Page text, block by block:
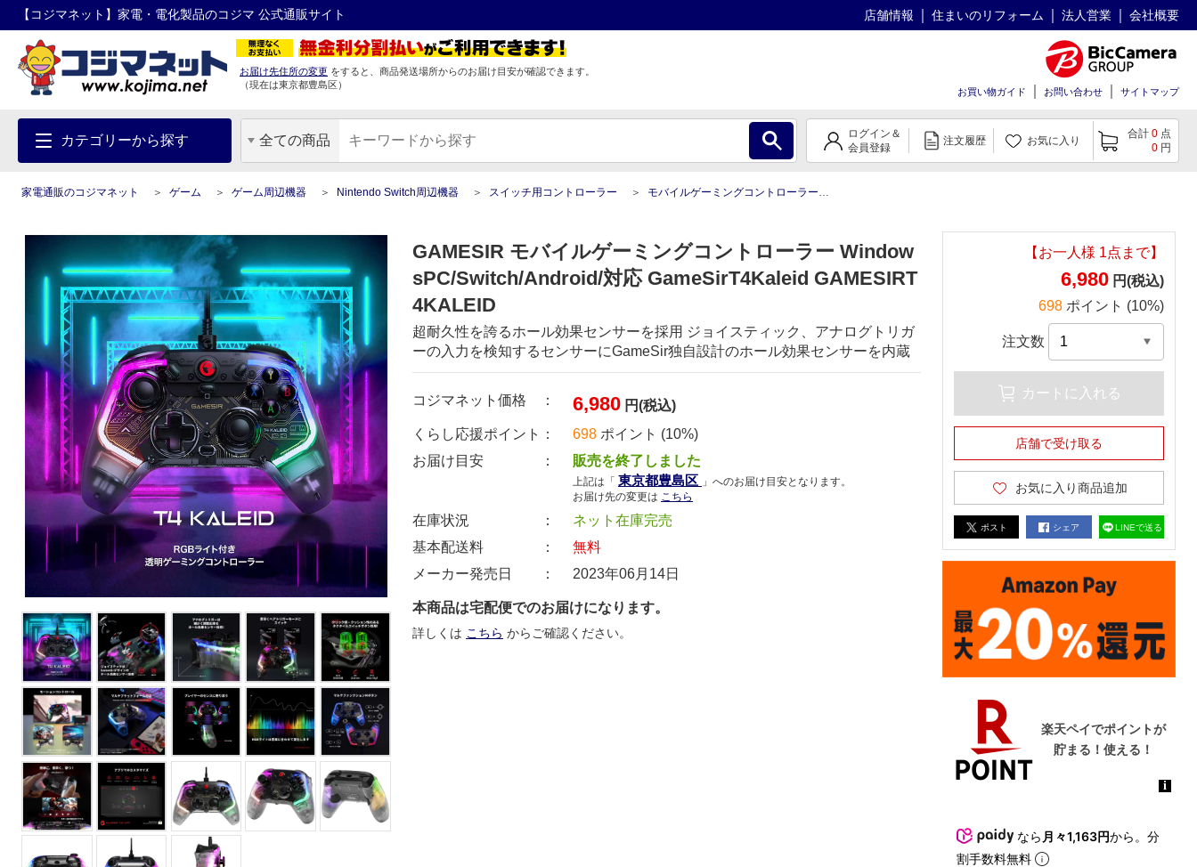
【コジマネット】家電・電化製品のコジマ 公式通販サイト 店舗情報 住まいのリフォーム 法人営業 会社概要
お届け先住所の変更 をすると、商品発送場所からのお届け目安が確認できます。
（現在は東京都豊島区）
お買い物ガイド お問い合わせ サイトマップ
カテゴリーから探す 全ての商品
ログイン＆
会員登録
注文履歴 お気に入り
合計 0 点
0 円
家電通販のコジマネット ゲーム ゲーム周辺機器 Nintendo Switch周辺機器 スイッチ用コントローラー モバイルゲーミングコントローラー WindowsPC/Switch/Android/対応 GameSirT4Kaleid
GAMESIR モバイルゲーミングコントローラー Window
sPC/Switch/Android/対応 GameSirT4Kaleid GAMESIRT
4KALEID
超耐久性を誇るホール効果センサーを採用 ジョイスティック、アナログトリガ
ーの入力を検知するセンサーにGameSir独自設計のホール効果センサーを内蔵
コジマネット価格 ： 6,980 円(税込)
くらし応援ポイント：
698 ポイント (10%)
お届け目安 ：
販売を終了しました
上記は「 東京都豊島区 」へのお届け目安となります。
お届け先の変更は こちら
在庫状況 ：
ネット在庫完売
基本配送料 ：
無料
メーカー発売日 ：
2023年06月14日
本商品は宅配便でのお届けになります。
詳しくは こちら からご確認ください。
【お一人様 1点まで】
6,980 円(税込)
698 ポイント (10%)
注文数
カートに入れる
店舗で受け取る
お気に入り商品追加
ポスト シェア LINEで送る
なら 月々1,163円から。分
割手数料無料